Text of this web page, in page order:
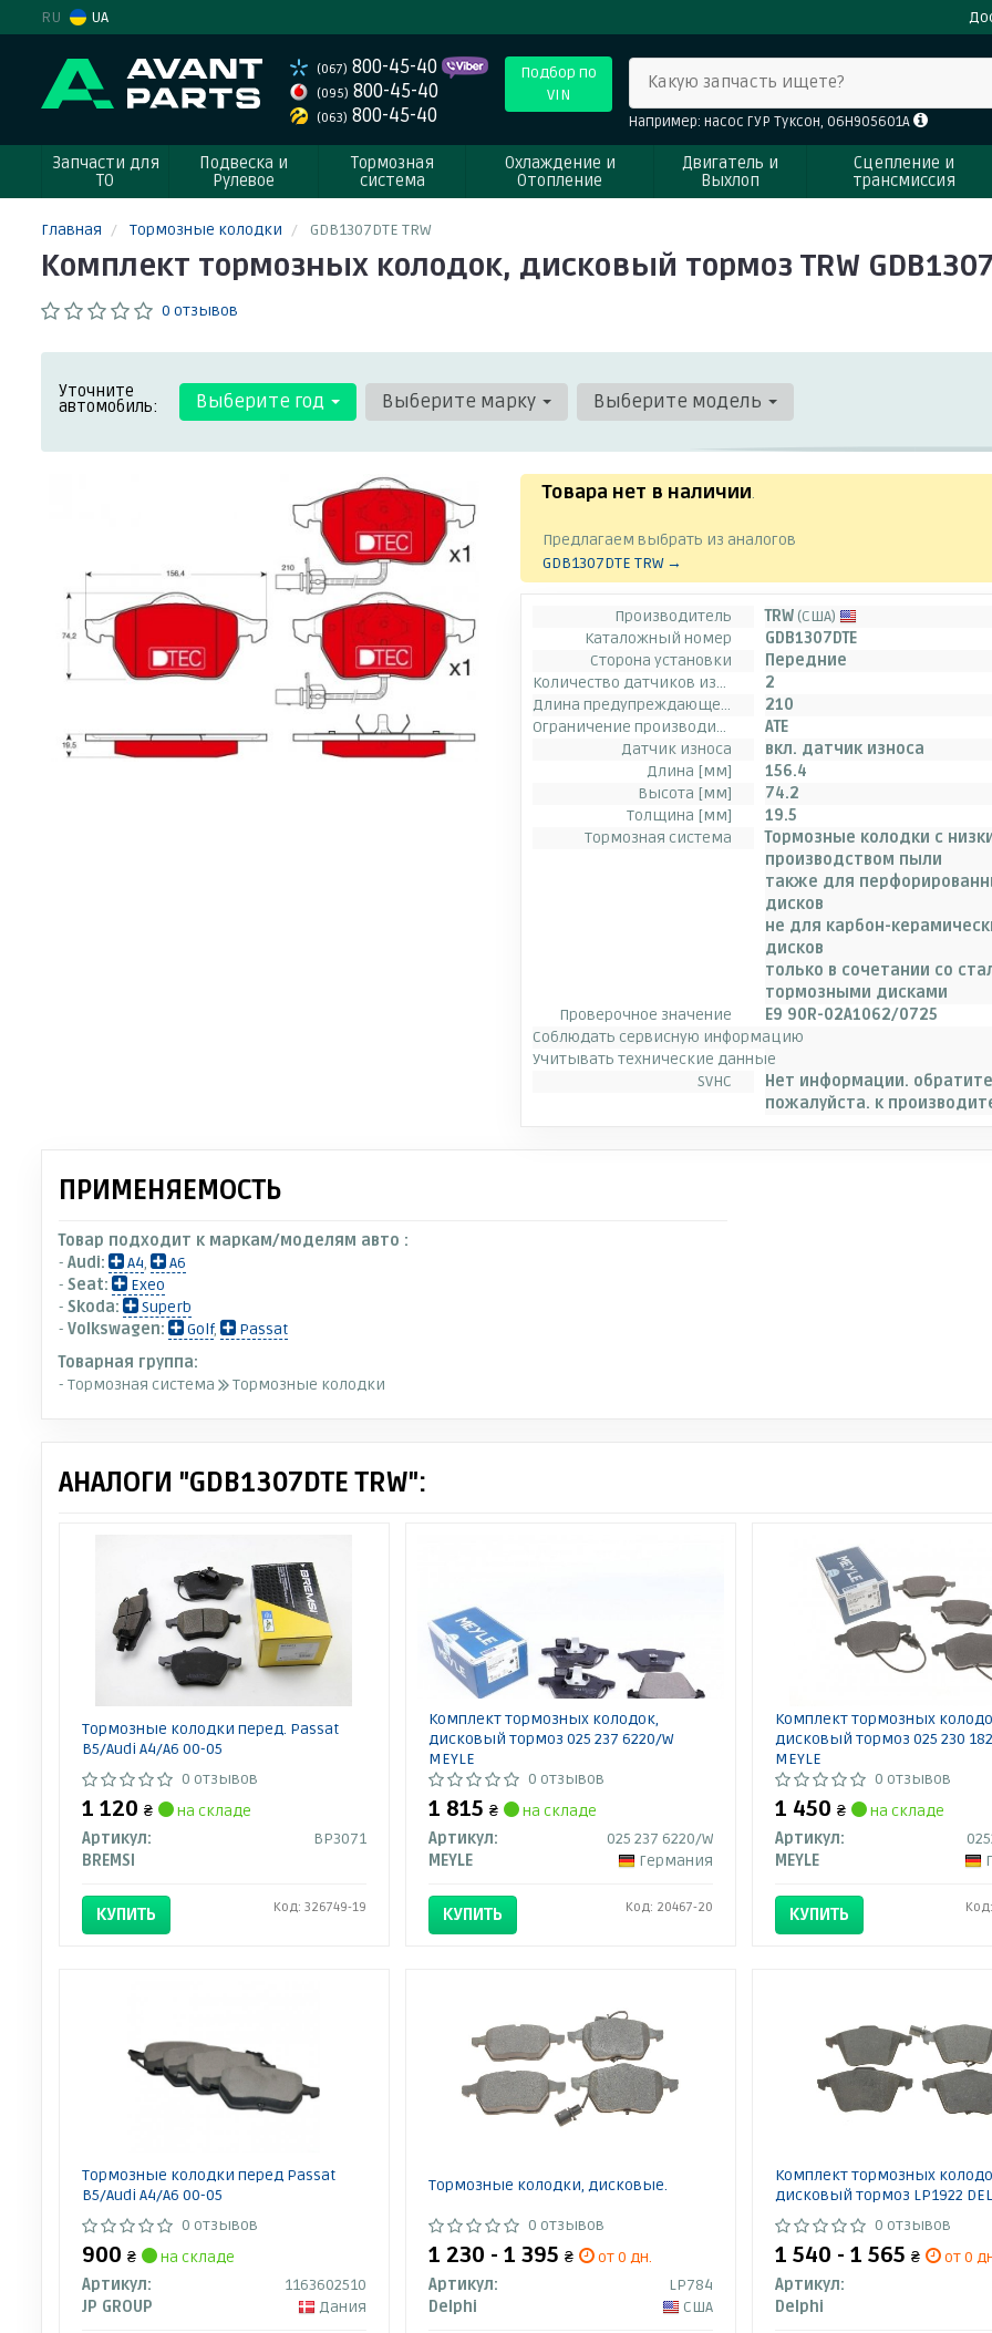
RU UA
(067) 800-45-40
(095) 800-45-40
(063) 800-45-40
Подбор по
VIN
Какую запчасть ищете?
Например: насос ГУР Туксон, 06H905601A
Запчасти для
ТО
Подвеска и
Рулевое
Тормозная
система
Охлаждение и
Отопление
Двигатель и
Выхлоп
Сцепление и
трансмиссия
Главная Тормозные колодки GDB1307DTE TRW
Комплект тормозных колодок, дисковый тормоз TRW
0 отзывов
Уточните
автомобиль: Выберите год Выберите марку Выберите модель
Товара нет в наличии.
Предлагаем выбрать из аналогов
GDB1307DTE TRW →
Производитель TRW (США)
Каталожный номер
GDB1307DTE
Сторона установки
Передние
Количество датчиков износа [на ось]
2
Длина предупреждающего контакта [мм]
210
Ограничение производителя
ATE
Датчик износа
вкл. датчик износа
Длина [мм]
156.4
Высота [мм]
74.2
Толщина [мм]
19.5
Тормозная система
Тормозные колодки с
производством пыли
также для
дисков
не для карбон-
дисков
только в сочетании со
тормозными дисками
Проверочное значение
E9 90R-02A1062/0725
Соблюдать сервисную информацию
Учитывать технические данные
SVHC
Нет информации.
пожалуйста. к
ПРИМЕНЯЕМОСТЬ
Товар подходит к маркам/моделям авто :
- Audi: A4,
A6
- Seat:
Exeo
- Skoda:
Superb
- Volkswagen: Golf,
Passat
Товарная группа:
- Тормозная система
Тормозные колодки
АНАЛОГИ "GDB1307DTE TRW":
Тормозные колодки перед. Passat
B5/Audi A4/A6 00-05
0 отзывов
1 120 ₴
на складе
Артикул:
BP3071
BREMSI
КУПИТЬ Код: 326749-19
Комплект тормозных колодок,
дисковый тормоз 025 237 6220/W
MEYLE
0 отзывов
1 815 ₴
на складе
Артикул:
025 237 6220/W
MEYLE
Германия
КУПИТЬ Код: 20467-20
Комплект тормозных
дисковый тормоз 025 230
MEYLE
0 отзывов
1 450 ₴
на складе
Артикул:
MEYLE
КУПИТЬ
Тормозные колодки перед Passat
B5/Audi A4/A6 00-05
0 отзывов
900 ₴
на складе
Артикул:
1163602510
JP GROUP
Дания
Тормозные колодки, дисковые.
0 отзывов
1 230 - 1 395 ₴
от 0 дн.
Артикул:
LP784
Delphi
США
Комплект тормозных
дисковый тормоз LP1922
0 отзывов
1 540 - 1 565 ₴
от 0
Артикул:
Delphi